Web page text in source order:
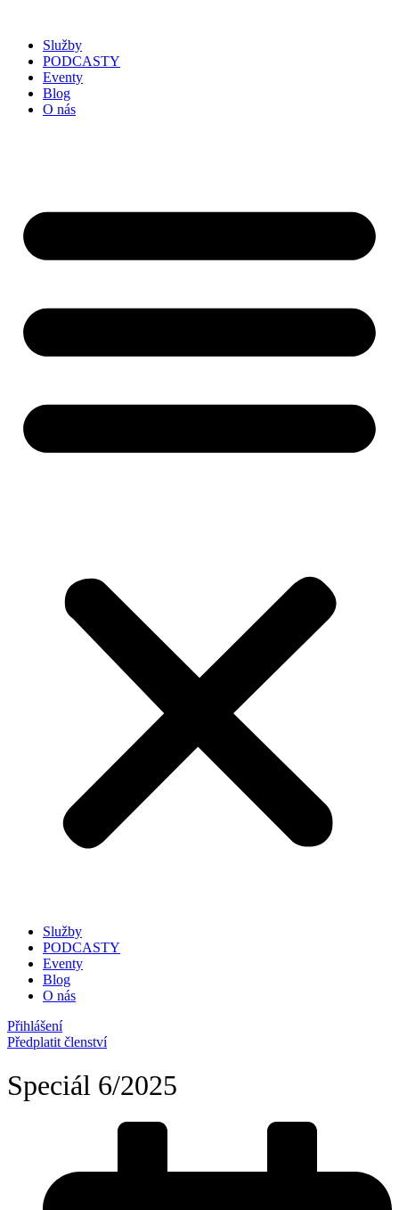
Služby
PODCASTY
Eventy
Blog
O nás
Služby
PODCASTY
Eventy
Blog
O nás
Přihlášení
Předplatit členství
Speciál 6/2025